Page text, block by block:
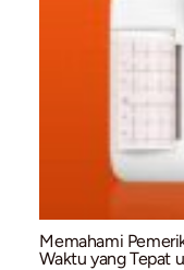
Bahaya
dengan Gout
July 13, 2026 Blog